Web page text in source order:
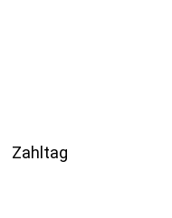
Zahltag